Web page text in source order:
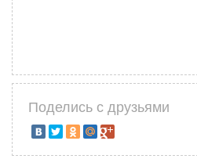
Поделись с друзьями